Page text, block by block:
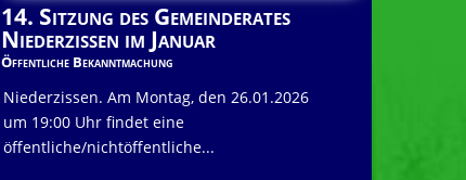
14. Sitzung des Gemeinderates
Niederzissen im Januar
Öffentliche Bekanntmachung
Niederzissen. Am Montag, den 26.01.2026
um 19:00 Uhr findet eine
öffentliche/nichtöffentliche...